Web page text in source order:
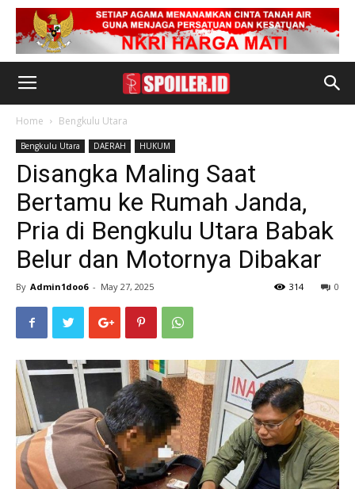
Home Bengkulu Utara
Bengkulu Utara DAERAH HUKUM
Disangka Maling Saat
Bertamu ke Rumah Janda,
Pria di Bengkulu Utara Babak
Belur dan Motornya Dibakar
By Admin1doo6 - May 27, 2025 0
314